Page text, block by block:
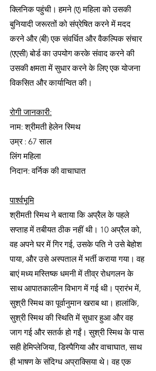
क्लिनिक पहुंची। हमने (ए) महिला को उसकी
बुनियादी जरूरतों को संप्रेषित करने में मदद
करने और (बी) एक संवर्धित और वैकल्पिक संचार
(एएसी) बोर्ड का उपयोग करके संवाद करने की
उसकी क्षमता में सुधार करने के लिए एक योजना
विकसित और कार्यान्वित की।
रोगी जानकारी:
नाम: श्रीमती हेलेन स्मिथ
उम्र : 67 साल
लिंग महिला
निदान: वर्निक की वाचाघात
पार्श्वभूमि
श्रीमती स्मिथ ने बताया कि अप्रैल के पहले
सप्ताह में तबीयत ठीक नहीं थी। 10 अप्रैल को,
वह अपने घर में गिर गई, उसके पति ने उसे बेहोश
पाया, और उसे अस्पताल में भर्ती कराया गया। वह
बाएं मध्य मस्तिष्क धमनी में तीव्र रोधगलन के
साथ आपातकालीन विभाग में गई थी। प्रारंभ में,
सुश्री स्मिथ का पूर्वानुमान खराब था। हालांकि,
सुश्री स्मिथ की स्थिति में सुधार हुआ और वह
जाग गई और सतर्क हो गईं। सुश्री स्मिथ के पास
सही हेमिप्लेजिया, डिस्पैगिया और वाचाघात, साथ
ही भाषण के संदिग्ध अप्राक्सिया थे। वह एक